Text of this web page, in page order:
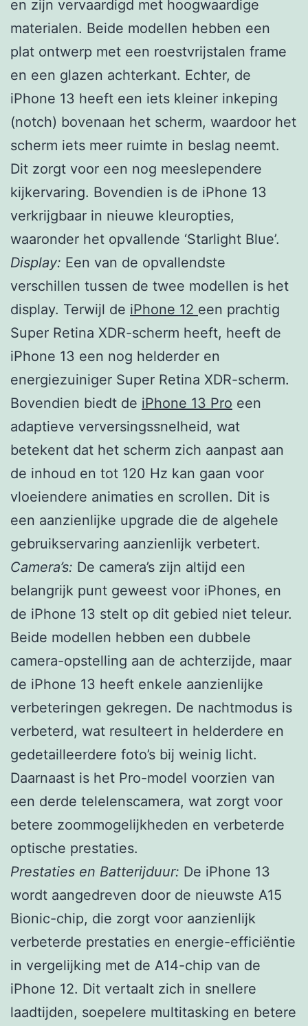
en zijn vervaardigd met hoogwaardige
materialen. Beide modellen hebben een
plat ontwerp met een roestvrijstalen frame
en een glazen achterkant. Echter, de
iPhone 13 heeft een iets kleiner inkeping
(notch) bovenaan het scherm, waardoor het
scherm iets meer ruimte in beslag neemt.
Dit zorgt voor een nog meeslependere
kijkervaring. Bovendien is de iPhone 13
verkrijgbaar in nieuwe kleuropties,
waaronder het opvallende ‘Starlight Blue’.
Display: Een van de opvallendste
verschillen tussen de twee modellen is het
display. Terwijl de iPhone 12 een prachtig
Super Retina XDR-scherm heeft, heeft de
iPhone 13 een nog helderder en
energiezuiniger Super Retina XDR-scherm.
Bovendien biedt de iPhone 13 Pro een
adaptieve verversingssnelheid, wat
betekent dat het scherm zich aanpast aan
de inhoud en tot 120 Hz kan gaan voor
vloeiendere animaties en scrollen. Dit is
een aanzienlijke upgrade die de algehele
gebruikservaring aanzienlijk verbetert.
Camera’s: De camera’s zijn altijd een
belangrijk punt geweest voor iPhones, en
de iPhone 13 stelt op dit gebied niet teleur.
Beide modellen hebben een dubbele
camera-opstelling aan de achterzijde, maar
de iPhone 13 heeft enkele aanzienlijke
verbeteringen gekregen. De nachtmodus is
verbeterd, wat resulteert in helderdere en
gedetailleerdere foto’s bij weinig licht.
Daarnaast is het Pro-model voorzien van
een derde telelenscamera, wat zorgt voor
betere zoommogelijkheden en verbeterde
optische prestaties.
Prestaties en Batterijduur: De iPhone 13
wordt aangedreven door de nieuwste A15
Bionic-chip, die zorgt voor aanzienlijk
verbeterde prestaties en energie-efficiëntie
in vergelijking met de A14-chip van de
iPhone 12. Dit vertaalt zich in snellere
laadtijden, soepelere multitasking en betere